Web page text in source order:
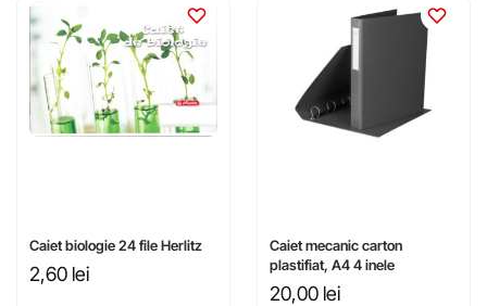
Caiet biologie 24 file Herlitz
2,60 lei
Caiet mecanic carton
plastifiat, A4 4 inele
20,00 lei